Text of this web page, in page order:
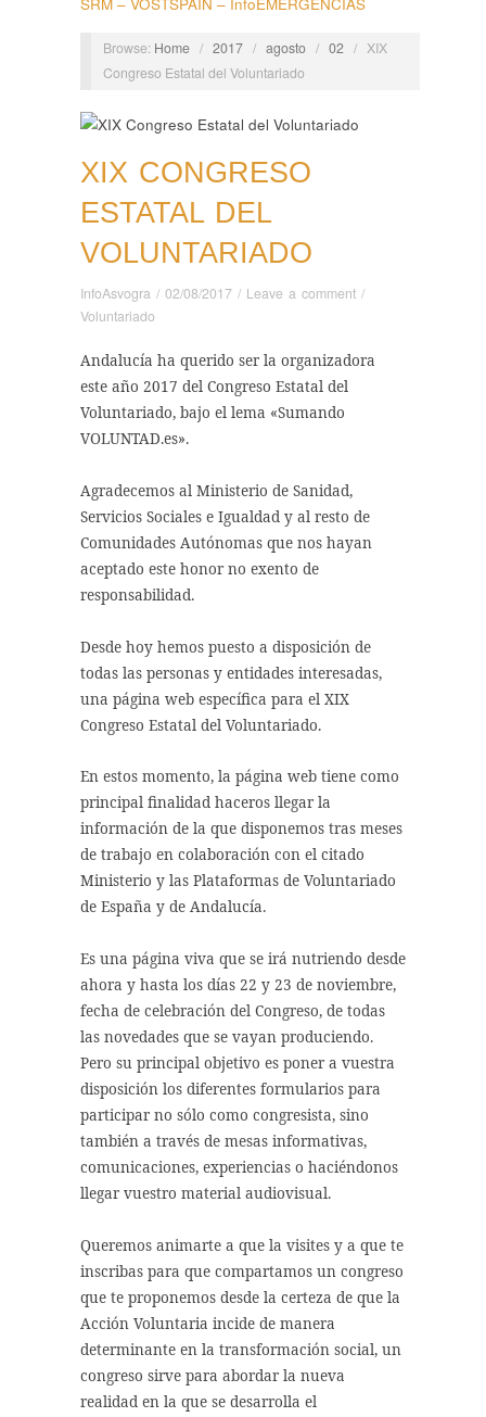
Browse: Home / 2017 / agosto / 02 / XIX
Congreso Estatal del Voluntariado
XIX CONGRESO
ESTATAL DEL
VOLUNTARIADO
InfoAsvogra / 02/08/2017 / Leave a comment /
Voluntariado
Andalucía ha querido ser la organizadora
este año 2017 del Congreso Estatal del
Voluntariado, bajo el lema «Sumando
VOLUNTAD.es».
Agradecemos al Ministerio de Sanidad,
Servicios Sociales e Igualdad y al resto de
Comunidades Autónomas que nos hayan
aceptado este honor no exento de
responsabilidad.
Desde hoy hemos puesto a disposición de
todas las personas y entidades interesadas,
una página web específica para el XIX
Congreso Estatal del Voluntariado.
En estos momento, la página web tiene como
principal finalidad haceros llegar la
información de la que disponemos tras meses
de trabajo en colaboración con el citado
Ministerio y las Plataformas de Voluntariado
de España y de Andalucía.
Es una página viva que se irá nutriendo desde
ahora y hasta los días 22 y 23 de noviembre,
fecha de celebración del Congreso, de todas
las novedades que se vayan produciendo.
Pero su principal objetivo es poner a vuestra
disposición los diferentes formularios para
participar no sólo como congresista, sino
también a través de mesas informativas,
comunicaciones, experiencias o haciéndonos
llegar vuestro material audiovisual.
Queremos animarte a que la visites y a que te
inscribas para que compartamos un congreso
que te proponemos desde la certeza de que la
Acción Voluntaria incide de manera
determinante en la transformación social, un
congreso sirve para abordar la nueva
realidad en la que se desarrolla el